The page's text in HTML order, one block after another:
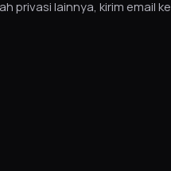
privasi lainnya, kirim email ke